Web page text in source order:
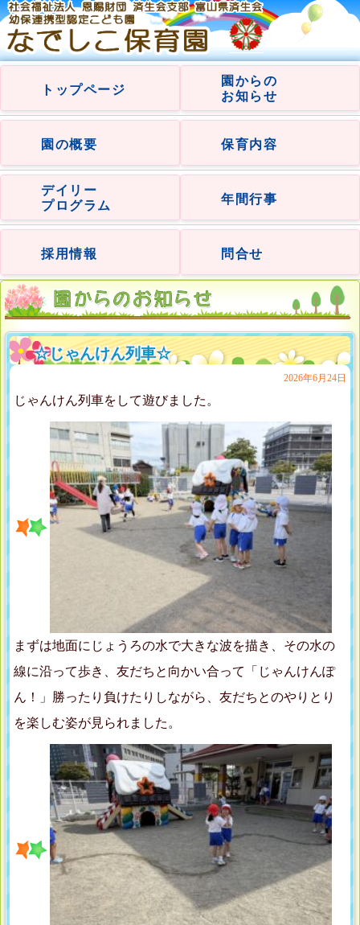
トップページ
園からの
お知らせ
園の概要 保育内容
デイリー
プログラム
年間行事
採用情報 問合せ
☆じゃんけん列車☆
2026年6月24日
じゃんけん列車をして遊びました。
まずは地面にじょうろの水で大きな波を描き、その水の
線に沿って歩き、友だちと向かい合って「じゃんけんぽ
ん！」勝ったり負けたりしながら、友だちとのやりとり
を楽しむ姿が見られました。